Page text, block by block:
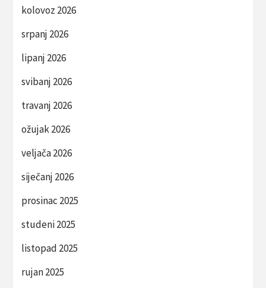
kolovoz 2026
srpanj 2026
lipanj 2026
svibanj 2026
travanj 2026
ožujak 2026
veljača 2026
siječanj 2026
prosinac 2025
studeni 2025
listopad 2025
rujan 2025